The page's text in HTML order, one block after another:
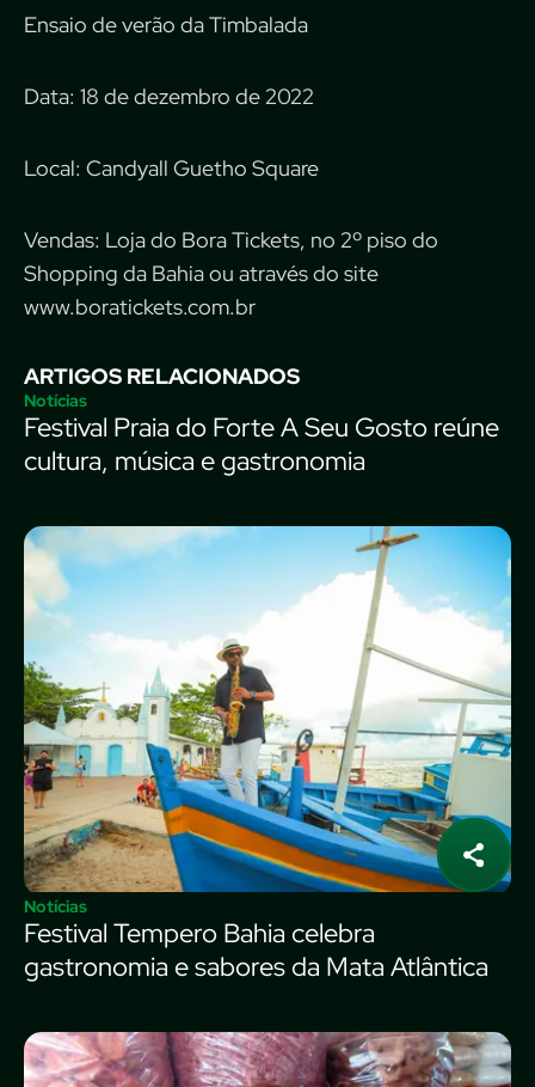
Ensaio de verão da Timbalada
Data: 18 de dezembro de 2022
Local: Candyall Guetho Square
Vendas: Loja do Bora Tickets, no 2º piso do
Shopping da Bahia ou através do site
www.boratickets.com.br
ARTIGOS RELACIONADOS
Notícias
Festival Praia do Forte A Seu Gosto reúne
cultura, música e gastronomia
Notícias
Festival Tempero Bahia celebra
gastronomia e sabores da Mata Atlântica